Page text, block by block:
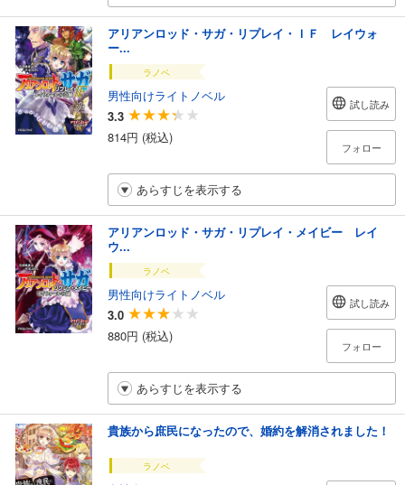
アリアンロッド・サガ・リプレイ・ＩＦ レイウォ
ー...
ラノベ
男性向けライトノベル
3.3
814円 (税込)
試し読み
フォロー
あらすじを表示する
アリアンロッド・サガ・リプレイ・メイビー レイ
ウ...
ラノベ
男性向けライトノベル
3.0
880円 (税込)
試し読み
フォロー
あらすじを表示する
貴族から庶民になったので、婚約を解消されました！
ラノベ